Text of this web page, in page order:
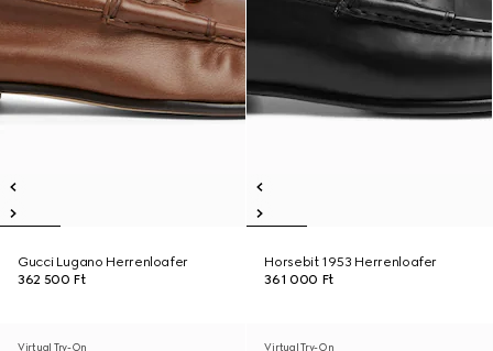
Gucci Lugano Herrenloafer
362 500 Ft
Horsebit 1953 Herrenloafer
361 000 Ft
Virtual Try-On Virtual Try-On